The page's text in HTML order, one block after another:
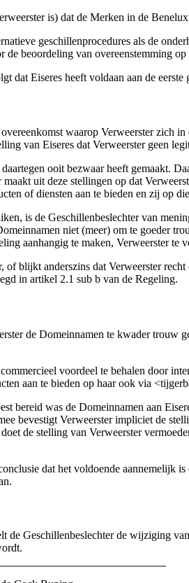
is) dat de Merken in de
geschillenprocedures als de
beoordeling van overeenstemming
Eiseres heeft voldaan aan de
waarop Verweerster zich
van Eiseres dat Verweerster geen
ooit bezwaar heeft gemaakt.
uit deze stellingen op dat
of diensten aan te bieden en zij op
is de Geschillenbeslechter van
niet (meer) om te goeder
aanhangig te maken, Verweerster te
blijkt anderszins dat Verweerster
in artikel 2.1 sub b van de Regeling.
de Domeinnamen te kwader trouw
voordeel te behalen door
aan te bieden op haar ook via
bereid was de Domeinnamen aan
bevestigt Verweerster impliciet de
de stelling van Verweerster
dat het voldoende aannemelijk
Geschillenbeslechter de wijziging